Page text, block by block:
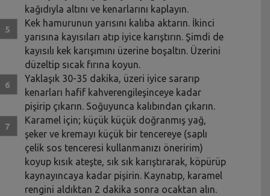
kağıdıyla altını ve kenarlarını kaplayın.
Kek hamurunun yarısını kalıba aktarın. İkinci
yarısına kayısıları atıp iyice karıştırın. Şimdi de
kayısılı kek karışımını üzerine boşaltın. Üzerini
düzeltip sıcak fırına koyun.
Yaklaşık 30-35 dakika, üzeri iyice sararıp
kenarları hafif kahverengileşinceye kadar
pişirip çıkarın. Soğuyunca kalıbından çıkarın.
Karamel için; küçük küçük doğranmış yağ,
şeker ve kremayı küçük bir tencereye (saplı
çelik sos tenceresi kullanmanızı öneririm)
koyup kısık ateşte, sık sık karıştırarak, köpürüp
kaynayıncaya kadar pişirin. Kaynatıp, karamel
rengini aldıktan 2 dakika sonra ocaktan alın.